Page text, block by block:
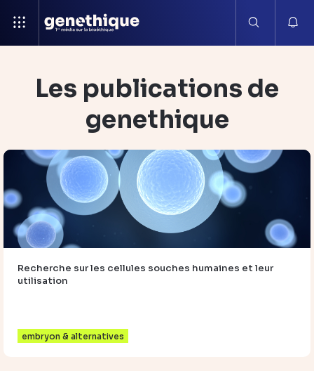
Les publications de
genethique
Recherche sur les cellules souches humaines et leur
utilisation
embryon & alternatives